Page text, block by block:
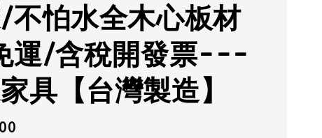
不怕水全木心板材
運/含稅開發票---
具【台灣製造】